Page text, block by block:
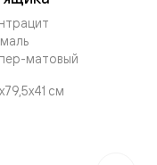
матовый
см